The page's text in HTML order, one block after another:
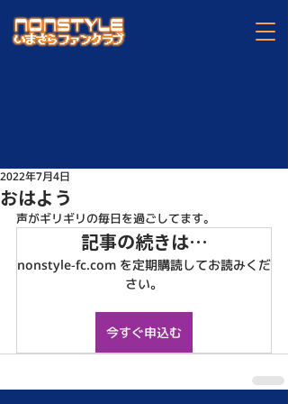
おはよう
2022年7月4日
声がギリギリの毎日を過ごしてます。
記事の続きは…
nonstyle-fc.com を定期購読してお読みくだ
さい。
今すぐ申込む